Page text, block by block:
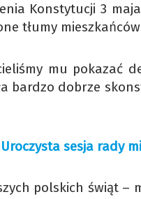
Konstytucji 3
tłumy
mu pokazać
bardzo dobrze
sesja rady
polskich świąt –